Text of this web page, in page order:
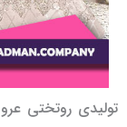
تولیدی روتختی